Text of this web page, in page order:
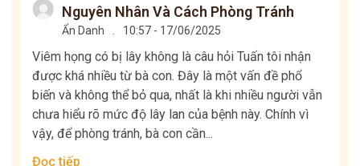
Nguyên Nhân Và Cách Phòng Tránh
Ẩn Danh . 10:57 - 17/06/2025
Viêm họng có bị lây không là câu hỏi Tuấn tôi nhận
được khá nhiều từ bà con. Đây là một vấn đề phổ
biến và không thể bỏ qua, nhất là khi nhiều người vẫn
chưa hiểu rõ mức độ lây lan của bệnh này. Chính vì
vậy, để phòng tránh, bà con cần...
Đọc tiếp